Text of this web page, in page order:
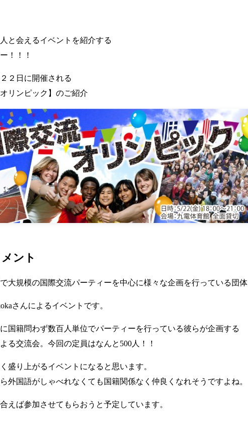
と会えるイベントを紹介する
！！！
２日に開催される
オリンピック】のご紹介
ント
大規模の国際交流パーティーを中心に様々な企画を行っている団体
さんによるイベントです。
国籍問わず数百人単位でパーティーを行っている彼らが企画する
る交流会。今回の定員はなんと500人！！
盛り上がるイベントになると思います。
外国語がしゃべれなくても国籍関係なく仲良くなれそうですよね。
えば参加させてもらおうと予定しています。